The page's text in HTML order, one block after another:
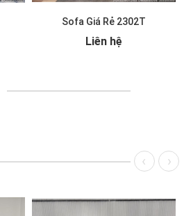
Sofa Giá Rẻ 2302T
Liên hệ